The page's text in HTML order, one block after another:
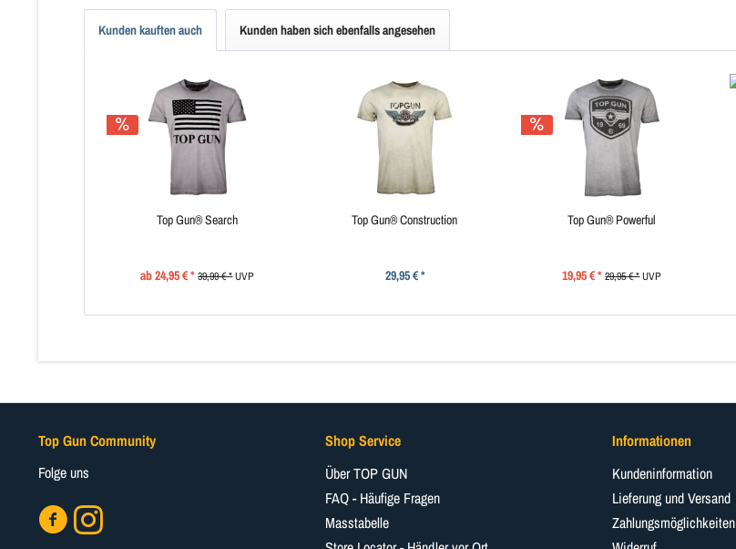
Kunden kauften auch Kunden haben sich ebenfalls angesehen
Top Gun® Search
ab 24,95 € * 39,99 € *UVP
Top Gun® Construction
29,95 € *
Top Gun® Powerful
19,95 € * 29,95 € *UVP
Top Gun Community
Folge uns
Shop Service
Über TOP GUN
FAQ - Häufige Fragen
Masstabelle
Informationen
Kundeninformation
Lieferung und Versand
Zahlungsmöglichkeiten